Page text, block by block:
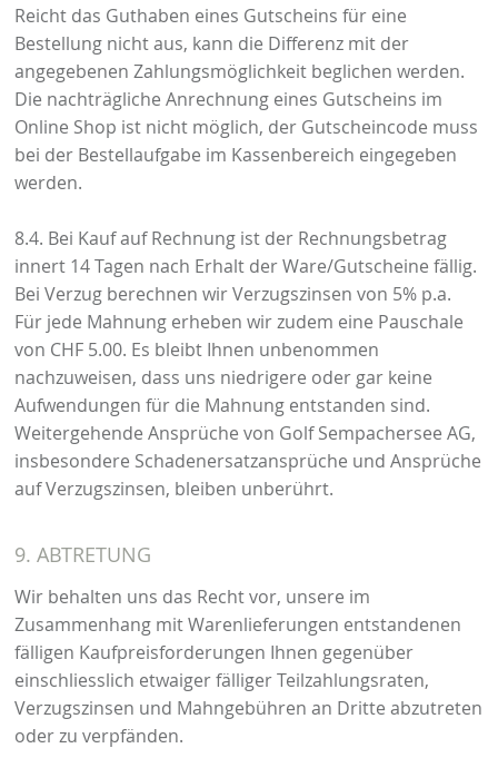
Reicht das Guthaben eines Gutscheins für eine
Bestellung nicht aus, kann die Differenz mit der
angegebenen Zahlungsmöglichkeit beglichen werden.
Die nachträgliche Anrechnung eines Gutscheins im
Online Shop ist nicht möglich, der Gutscheincode muss
bei der Bestellaufgabe im Kassenbereich eingegeben
werden.
8.4. Bei Kauf auf Rechnung ist der Rechnungsbetrag
innert 14 Tagen nach Erhalt der Ware/Gutscheine fällig.
Bei Verzug berechnen wir Verzugszinsen von 5% p.a.
Für jede Mahnung erheben wir zudem eine Pauschale
von CHF 5.00. Es bleibt Ihnen unbenommen
nachzuweisen, dass uns niedrigere oder gar keine
Aufwendungen für die Mahnung entstanden sind.
Weitergehende Ansprüche von Golf Sempachersee AG,
insbesondere Schadenersatzansprüche und Ansprüche
auf Verzugszinsen, bleiben unberührt.
9. ABTRETUNG
Wir behalten uns das Recht vor, unsere im
Zusammenhang mit Warenlieferungen entstandenen
fälligen Kaufpreisforderungen Ihnen gegenüber
einschliesslich etwaiger fälliger Teilzahlungsraten,
Verzugszinsen und Mahngebühren an Dritte abzutreten
oder zu verpfänden.